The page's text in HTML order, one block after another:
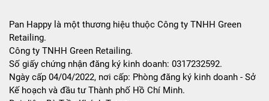
Pan Happy là một thương hiệu thuộc Công ty TNHH Green
Retailing.
Công ty TNHH Green Retailing.
Số giấy chứng nhận đăng ký kinh doanh: 0317232592.
Ngày cấp 04/04/2022, nơi cấp: Phòng đăng ký kinh doanh - Sở
Kế hoạch và đầu tư Thành phố Hồ Chí Minh.